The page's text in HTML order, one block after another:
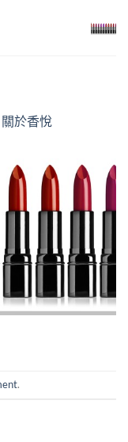
關於香悅
.